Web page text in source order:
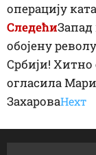
операцију
Следећи
обојену
Србији! Хитно
огласила
ЗахароваНеxт